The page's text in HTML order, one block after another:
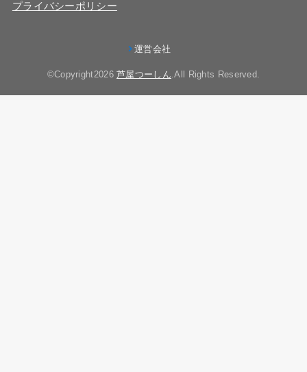
プライバシーポリシー
運営会社
©Copyright2026芦屋つーしん .All Rights Reserved.